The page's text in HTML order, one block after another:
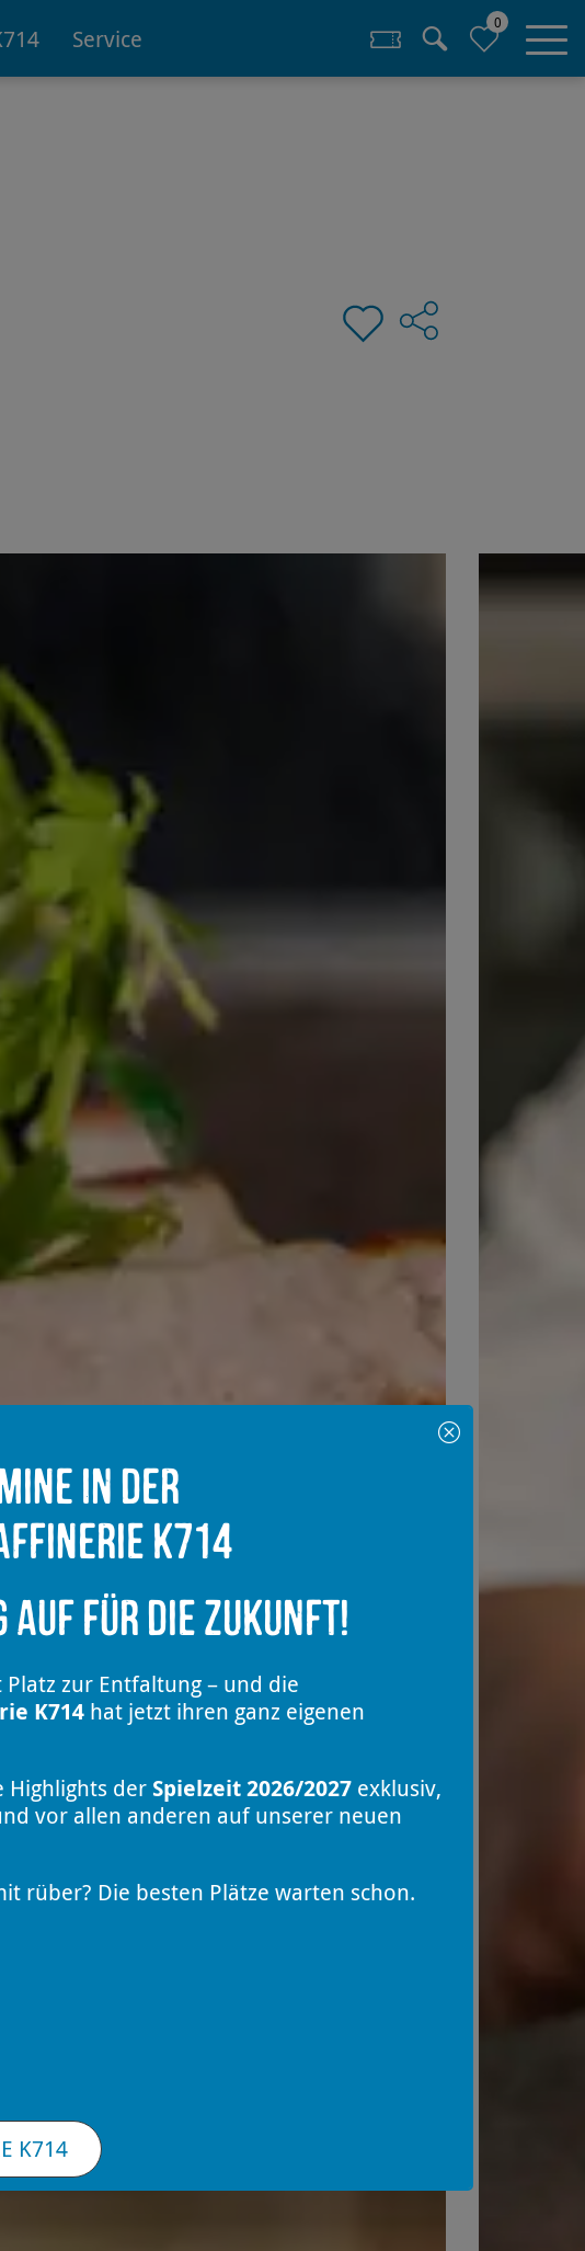
Service
0
in der
K714
auf für die Zukunft!
zur Entfaltung – und die
K714hat jetzt ihren ganz eigenen
Highlights der Spielzeit 2026/2027exklusiv,
vor allen anderen auf unserer neuen
rüber? Die besten Plätze warten schon.
K714